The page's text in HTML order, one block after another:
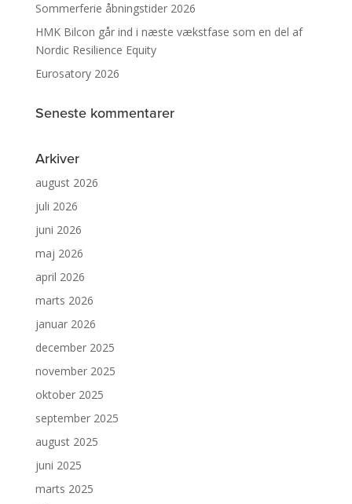
Sommerferie åbningstider 2026
HMK Bilcon går ind i næste vækstfase som en del af
Nordic Resilience Equity
Eurosatory 2026
Seneste kommentarer
Arkiver
august 2026
juli 2026
juni 2026
maj 2026
april 2026
marts 2026
januar 2026
december 2025
november 2025
oktober 2025
september 2025
august 2025
juni 2025
marts 2025